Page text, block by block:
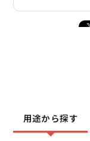
用途から探す